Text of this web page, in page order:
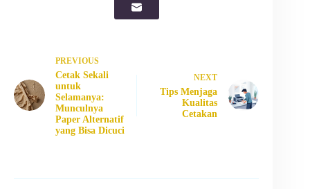
PREVIOUS
Cetak Sekali
untuk
Selamanya:
Munculnya
Paper Alternatif
yang Bisa Dicuci
NEXT
Tips Menjaga
Kualitas
Cetakan